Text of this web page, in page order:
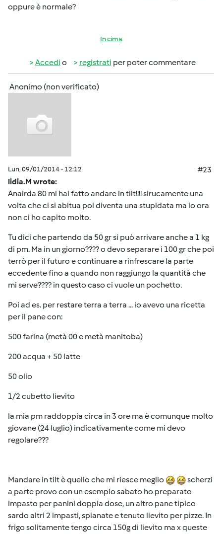
oppure è normale?
In cima
Accedi o registrati per poter commentare
Anonimo (non verificato)
Lun, 09/01/2014 - 12:12
#23
lidia.M wrote:
Anairda 80 mi hai fatto andare in tilt!!!! sirucamente una
volta che ci si abitua poi diventa una stupidata ma io ora
non ci ho capito molto.
Tu dici che partendo da 50 gr si può arrivare anche a 1 kg
di pm. Ma in un giorno???? o devo separare i 100 gr che poi
terrò per il futuro e continuare a rinfrescare la parte
eccedente fino a quando non raggiungo la quantità che
mi serve???? in questo caso ci vuole un pochetto.
Poi ad es. per restare terra a terra ... io avevo una ricetta
per il pane con:
500 farina (metà 00 e metà manitoba)
200 acqua + 50 latte
50 olio
1/2 cubetto lievito
la mia pm raddoppia circa in 3 ore ma è comunque molto
giovane (24 luglio) indicativamente come mi devo
regolare???
Mandare in tilt è quello che mi riesce meglio
scherzi
a parte provo con un esempio sabato ho preparato
impasto per panini doppia dose, un altro pane tipico
sardo altri 2 impasti, spianate e tenuto lievito per pizze. In
frigo solitamente tengo circa 150g di lievito ma x queste